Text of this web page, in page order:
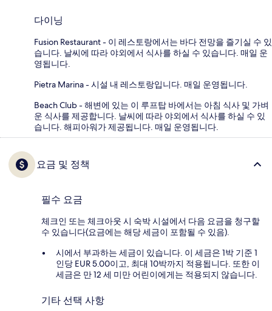
다이닝
Fusion Restaurant - 이 레스토랑에서는 바다 전망을 즐기실 수 있
습니다. 날씨에 따라 야외에서 식사를 하실 수 있습니다. 매일 운
영됩니다.
Pietra Marina - 시설 내 레스토랑입니다. 매일 운영됩니다.
Beach Club - 해변에 있는 이 루프탑 바에서는 아침 식사 및 가벼
운 식사를 제공합니다. 날씨에 따라 야외에서 식사를 하실 수 있
습니다. 해피아워가 제공됩니다. 매일 운영됩니다.
요금 및 정책
필수 요금
체크인 또는 체크아웃 시 숙박 시설에서 다음 요금을 청구할
수 있습니다(요금에는 해당 세금이 포함될 수 있음).
시에서 부과하는 세금이 있습니다. 이 세금은 1박 기준 1
인당 EUR 5.00이고, 최대 10박까지 적용됩니다. 또한 이
세금은 만 12 세 미만 어린이에게는 적용되지 않습니다.
기타 선택 사항